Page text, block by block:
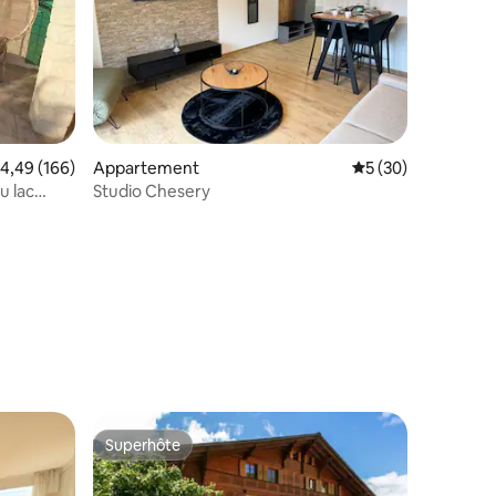
: 5 sur 5
moyenne sur la base de 166 commentaires : 4,49 sur 5
4,49 (166)
lac
Appartement Évaluation
5 (30)
Studio Chesery
Superhôte
Superhôte